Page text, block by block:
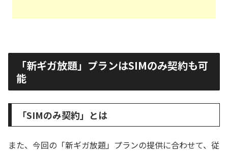
「新ギガ放題」プランはSIMのみ契約も可
能
「SIMのみ契約」とは
また、今回の「新ギガ放題」プランの提供に合わせて、従